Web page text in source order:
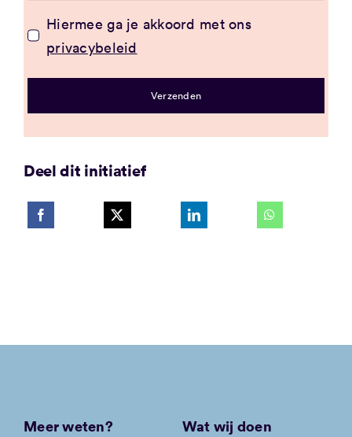
Hiermee ga je akkoord met ons
privacybeleid
Verzenden
Deel dit initiatief
Meer weten? Wat wij doen